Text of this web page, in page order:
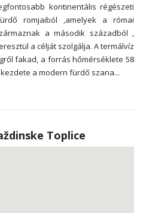
kontinentális régészeti
romjaiból ,amelyek a római
a második századból ,
a célját szolgálja. A termálvíz
fakad, a forrás hőmérséklete 58
kezdete a modern fürdő szana...
Toplice